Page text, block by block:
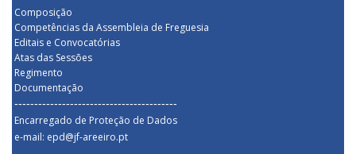
Composição
Competências da Assembleia de Freguesia
Editais e Convocatórias
Atas das Sessões
Regimento
Documentação
-----------------------------------------
Encarregado de Proteção de Dados
e-mail: epd@jf-areeiro.pt